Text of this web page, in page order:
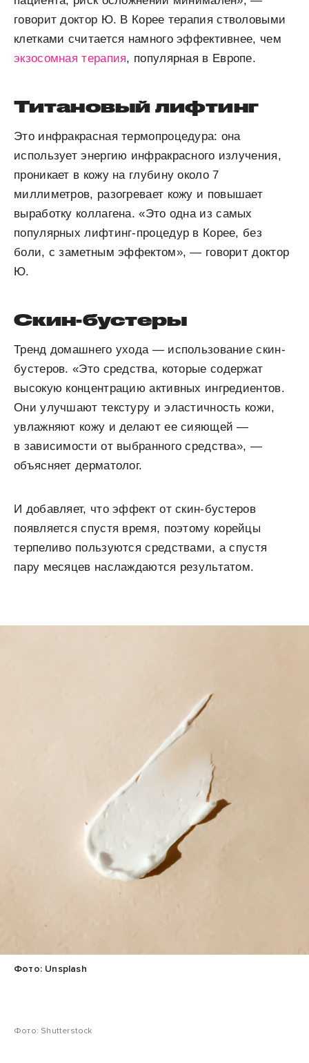
говорит доктор Ю. В Корее терапия стволовыми
клетками считается намного эффективнее, чем
экзосомная терапия, популярная в Европе.
Титановый лифтинг
Это инфракрасная термопроцедура: она
использует энергию инфракрасного излучения,
проникает в кожу на глубину около 7
миллиметров, разогревает кожу и повышает
выработку коллагена. «Это одна из самых
популярных лифтинг-процедур в Корее, без
боли, с заметным эффектом», — говорит доктор
Ю.
Скин-бустеры
Тренд домашнего ухода — использование скин-
бустеров. «Это средства, которые содержат
высокую концентрацию активных ингредиентов.
Они улучшают текстуру и эластичность кожи,
увлажняют кожу и делают ее сияющей —
в зависимости от выбранного средства», —
объясняет дерматолог.
И добавляет, что эффект от скин-бустеров
появляется спустя время, поэтому корейцы
терпеливо пользуются средствами, а спустя
пару месяцев наслаждаются результатом.
Фото: Unsplash
Фото: Shutterstock